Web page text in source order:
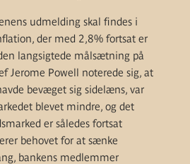
udmelding skal findes i
der med 2,8% fortsat er
langsigtede målsætning på
Jerome Powell noterede sig, at
bevæget sig sidelæns, var
blevet mindre, og det
er således fortsat
behovet for at sænke
bankens medlemmer